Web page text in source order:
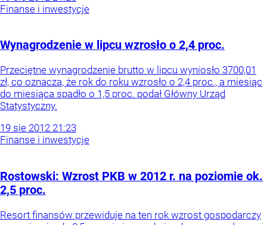
Finanse i inwestycje
Wynagrodzenie w lipcu wzrosło o 2,4 proc.
Przeciętne wynagrodzenie brutto w lipcu wyniosło 3700,01
zł, co oznacza, że rok do roku wzrosło o 2,4 proc., a miesiąc
do miesiąca spadło o 1,5 proc. podał Główny Urząd
Statystyczny.
19 sie 2012 21:23
Finanse i inwestycje
Rostowski: Wzrost PKB w 2012 r. na poziomie ok.
2,5 proc.
Resort finansów przewiduje na ten rok wzrost gospodarczy